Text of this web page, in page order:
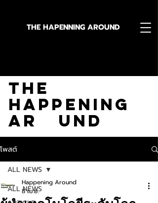
THE HAPENNING AROUND
The
Happening
Ar und
โพสต์
ALL NEWS
ALL NEWS
Happening Around
8 เม.ย.